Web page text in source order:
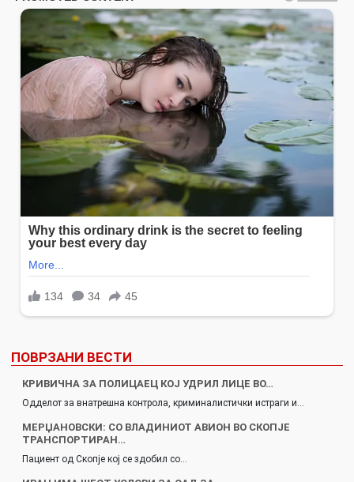
ПОВРЗАНИ ВЕСТИ
КРИВИЧНА ЗА ПОЛИЦАЕЦ КОЈ УДРИЛ ЛИЦЕ ВО…
Одделот за внатрешна контрола, криминалистички истраги и…
МЕРЏАНОВСКИ: СО ВЛАДИНИОТ АВИОН ВО СКОПЈЕ
ТРАНСПОРТИРАН…
Пациент од Скопје кој се здобил со…